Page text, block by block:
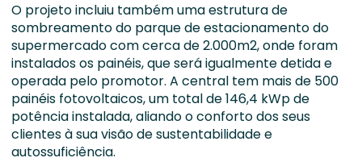
O projeto incluiu também uma estrutura de
sombreamento do parque de estacionamento do
supermercado com cerca de 2.000m2, onde foram
instalados os painéis, que será igualmente detida e
operada pelo promotor. A central tem mais de 500
painéis fotovoltaicos, um total de 146,4 kWp de
potência instalada, aliando o conforto dos seus
clientes à sua visão de sustentabilidade e
autossuficiência.